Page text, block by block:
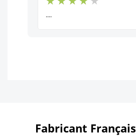
....
Fabricant Français